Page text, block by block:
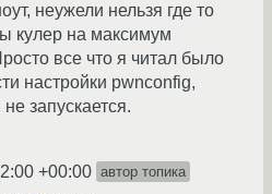
неужели нельзя где то
кулер на максимум
все что я читал было
настройки pwnconfig,
запускается.
+00:00 автор топика